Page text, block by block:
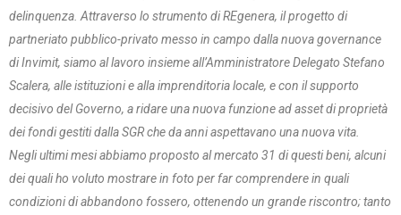
delinquenza. Attraverso lo strumento di REgenera, il progetto di
partneriato pubblico-privato messo in campo dalla nuova governance
di Invimit, siamo al lavoro insieme all’Amministratore Delegato Stefano
Scalera, alle istituzioni e alla imprenditoria locale, e con il supporto
decisivo del Governo, a ridare una nuova funzione ad asset di proprietà
dei fondi gestiti dalla SGR che da anni aspettavano una nuova vita.
Negli ultimi mesi abbiamo proposto al mercato 31 di questi beni, alcuni
dei quali ho voluto mostrare in foto per far comprendere in quali
condizioni di abbandono fossero, ottenendo un grande riscontro; tanto